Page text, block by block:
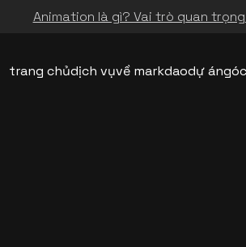
Animation là gì? Vai trò quan
trang chủdịch vụvề markdaodự án